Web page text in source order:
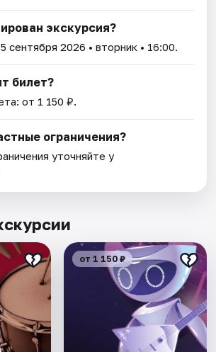
экскурсия?
сентября 2026 • вторник • 16:00.
билет?
от 1 150 ₽.
ограничения?
уточняйте у
от 1 150 ₽